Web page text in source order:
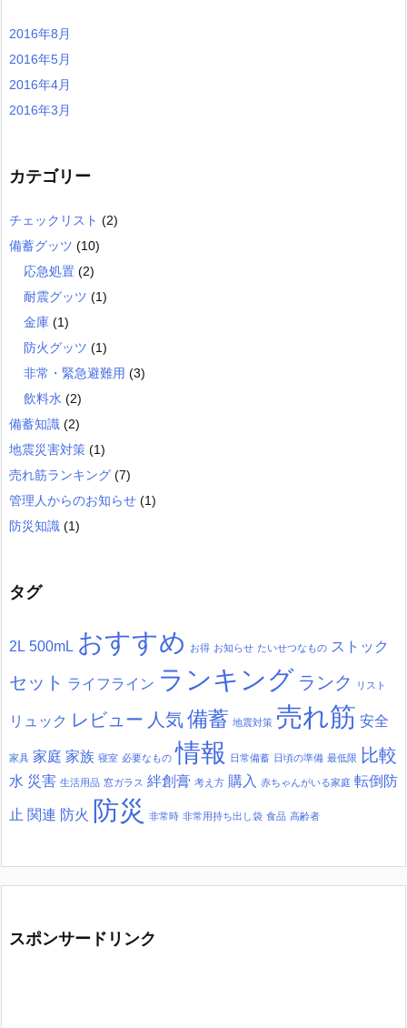
2016年8月
2016年5月
2016年4月
2016年3月
カテゴリー
チェックリスト (2)
備蓄グッツ (10)
応急処置 (2)
耐震グッツ (1)
金庫 (1)
防火グッツ (1)
非常・緊急避難用 (3)
飲料水 (2)
備蓄知識 (2)
地震災害対策 (1)
売れ筋ランキング (7)
管理人からのお知らせ (1)
防災知識 (1)
タグ
2L 500mL おすすめ お得 お知らせ たいせつなもの ストック
セット ライフライン ランキング ランク リスト
リュック レビュー 人気 備蓄 地震対策 売れ筋 安全
家具 家庭 家族 寝室 必要なもの 情報 日常備蓄 日頃の準備 最低限 比較
水 災害 生活用品 窓ガラス 絆創膏 考え方 購入 赤ちゃんがいる家庭 転倒防
止 関連 防火 防災 非常時 非常用持ち出し袋 食品 高齢者
スポンサードリンク